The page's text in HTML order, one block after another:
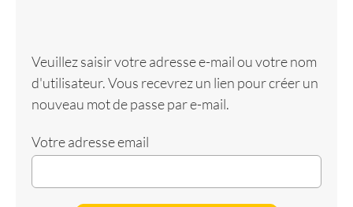
Veuillez saisir votre adresse e-mail ou votre nom
d'utilisateur. Vous recevrez un lien pour créer un
nouveau mot de passe par e-mail.
Votre adresse email